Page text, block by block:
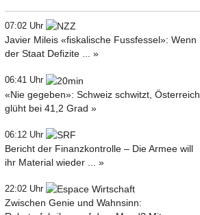
07:02 Uhr
Javier Mileis «fiskalische Fussfessel»: Wenn
der Staat Defizite ... »
06:41 Uhr
«Nie gegeben»: Schweiz schwitzt, Österreich
glüht bei 41,2 Grad »
06:12 Uhr
Bericht der Finanzkontrolle – Die Armee will
ihr Material wieder ... »
22:02 Uhr
Zwischen Genie und Wahnsinn: